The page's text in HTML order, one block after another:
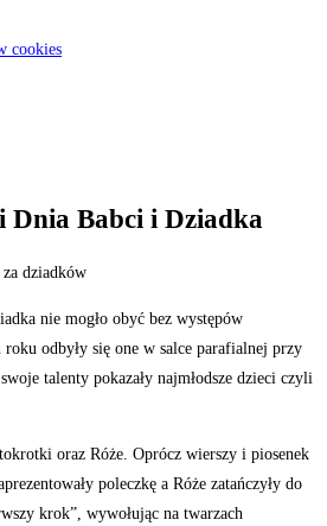
cookies
Dnia Babci i Dziadka
nie mogło obyć bez występów
odbyły się one w salce parafialnej przy
talenty pokazały najmłodsze dzieci czyli
oraz Róże. Oprócz wierszy i piosenek
poleczkę a Róże zatańczyły do
krok”, wywołując na twarzach